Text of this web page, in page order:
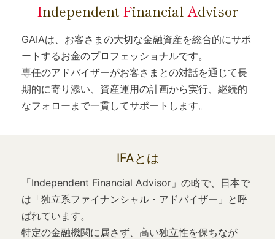
Independent Financial Advisor
GAIAは、お客さまの大切な金融資産を総合的にサポ
ートするお金のプロフェッショナルです。
専任のアドバイザーがお客さまとの対話を通じて長
期的に寄り添い、資産運用の計画から実行、継続的
なフォローまで一貫してサポートします。
IFAとは
「Independent Financial Advisor」の略で、日本で
は「独立系ファイナンシャル・アドバイザー」と呼
ばれています。
特定の金融機関に属さず、高い独立性を保ちなが